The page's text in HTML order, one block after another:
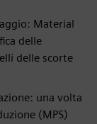
Material
delle
delle scorte
una volta
(MPS)